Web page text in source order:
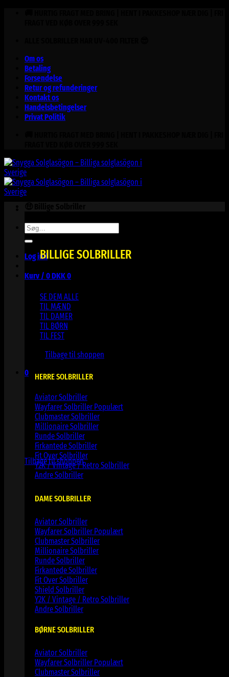
Om os
Betaling
Forsendelse
Retur og refunderinger
Kontakt os
Handelsbetingelser
Privat Politik
Søg
efter:
Log ind
Kurv / 0DKK0
Ingen varer i kurven.
Tilbage til shoppen
0
Kurv
Ingen varer i kurven.
Tilbage til shoppen
BILLIGE SOLBRILLER
SE DEM ALLE
TIL MÆND
TIL DAMER
TIL BØRN
TIL FEST
HERRE SOLBRILLER
Aviator Solbriller
Wayfarer Solbriller
Clubmaster Solbriller
Millionaire Solbriller
Runde Solbriller
Firkantede Solbriller
Fit Over Solbriller
Y2K / Vintage / Retro Solbriller
Andre Solbriller
DAME SOLBRILLER
Aviator Solbriller
Wayfarer Solbriller
Clubmaster Solbriller
Millionaire Solbriller
Runde Solbriller
Firkantede Solbriller
Fit Over Solbriller
Shield Solbriller
Y2K / Vintage / Retro Solbriller
Andre Solbriller
BØRNE SOLBRILLER
Aviator Solbriller
Wayfarer Solbriller
Clubmaster Solbriller